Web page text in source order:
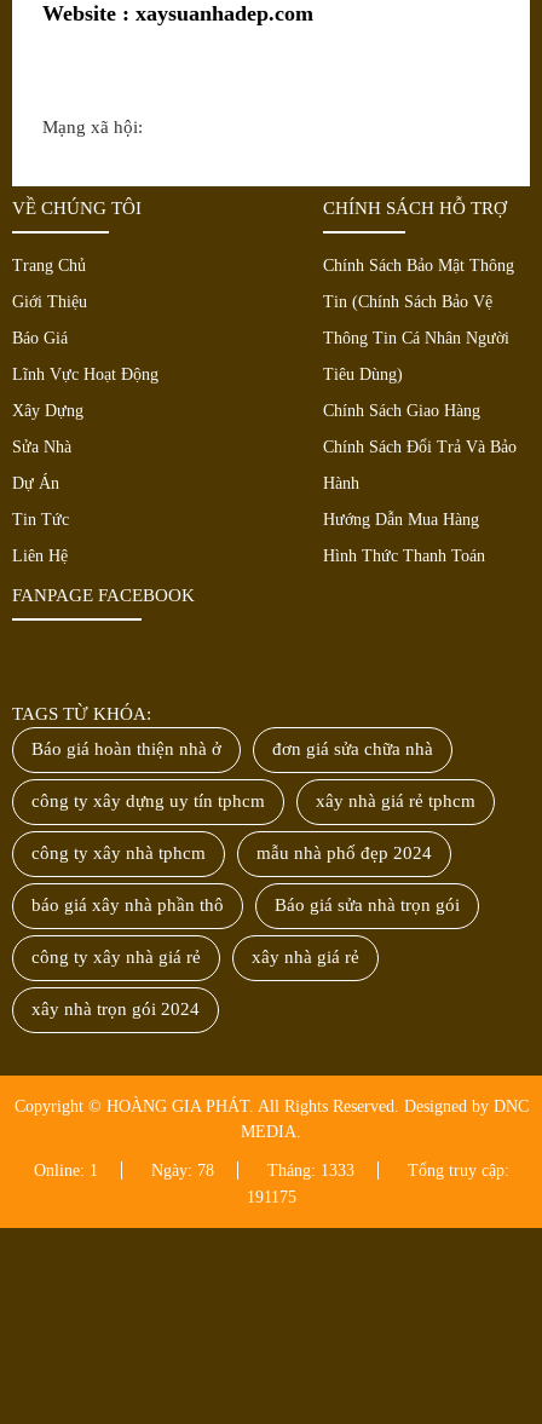
Website : xaysuanhadep.com
Mạng xã hội:
VỀ CHÚNG TÔI
Trang Chủ
Giới Thiệu
Báo Giá
Lĩnh Vực Hoạt Động
Xây Dựng
Sửa Nhà
Dự Án
Tin Tức
Liên Hệ
CHÍNH SÁCH HỖ TRỢ
Chính Sách Bảo Mật Thông
Tin (Chính Sách Bảo Vệ
Thông Tin Cá Nhân Người
Tiêu Dùng)
Chính Sách Giao Hàng
Chính Sách Đổi Trả Và Bảo
Hành
Hướng Dẫn Mua Hàng
Hình Thức Thanh Toán
FANPAGE FACEBOOK
TAGS TỪ KHÓA:
Báo giá hoàn thiện nhà ở
đơn giá sửa chữa nhà
công ty xây dựng uy tín tphcm xây nhà giá rẻ tphcm
công ty xây nhà tphcm mẫu nhà phố đẹp 2024
báo giá xây nhà phần thô Báo giá sửa nhà trọn gói
công ty xây nhà giá rẻ xây nhà giá rẻ
xây nhà trọn gói 2024
Copyright © HOÀNG GIA PHÁT. All Rights Reserved. Designed by DNC
MEDIA.
Online: 1 Ngày: 78 Tháng: 1333
Tổng truy cập:
191175